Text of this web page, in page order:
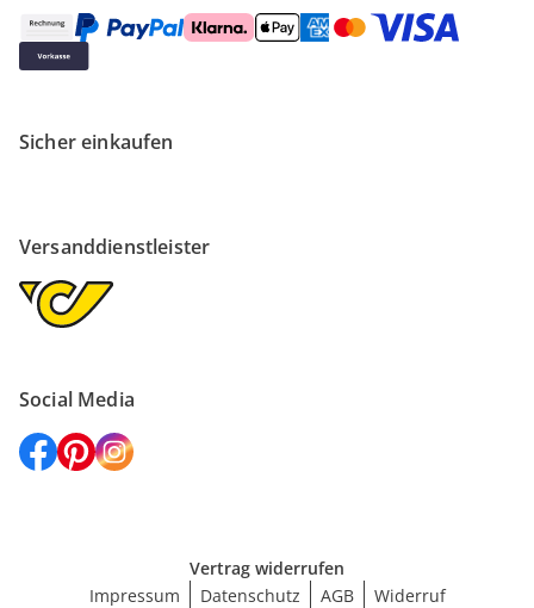
Sicher einkaufen
Versanddienstleister
Social Media
Vertrag widerrufen
Impressum
Datenschutz AGB
Widerruf